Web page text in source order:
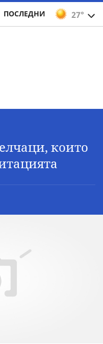
27°
ПОСЛЕДНИ
които